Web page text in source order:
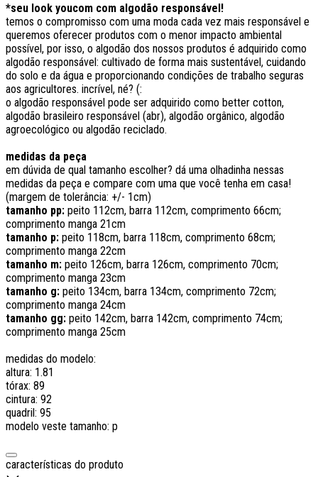
*seu look youcom com algodão responsável!
temos o compromisso com uma moda cada vez mais responsável e
queremos oferecer produtos com o menor impacto ambiental
possível, por isso, o algodão dos nossos produtos é adquirido como
algodão responsável: cultivado de forma mais sustentável, cuidando
do solo e da água e proporcionando condições de trabalho seguras
aos agricultores. incrível, né? (:
o algodão responsável pode ser adquirido como better cotton,
algodão brasileiro responsável (abr), algodão orgânico, algodão
agroecológico ou algodão reciclado.
medidas da peça
em dúvida de qual tamanho escolher? dá uma olhadinha nessas
medidas da peça e compare com uma que você tenha em casa!
(margem de tolerância: +/- 1cm)
tamanho pp: peito 112cm, barra 112cm, comprimento 66cm;
comprimento manga 21cm
tamanho p: peito 118cm, barra 118cm, comprimento 68cm;
comprimento manga 22cm
tamanho m: peito 126cm, barra 126cm, comprimento 70cm;
comprimento manga 23cm
tamanho g: peito 134cm, barra 134cm, comprimento 72cm;
comprimento manga 24cm
tamanho gg: peito 142cm, barra 142cm, comprimento 74cm;
comprimento manga 25cm
medidas do modelo:
altura: 1.81
tórax: 89
cintura: 92
quadril: 95
modelo veste tamanho: p
características do produto